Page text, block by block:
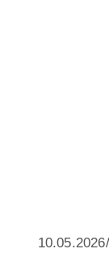
10.05.2026/